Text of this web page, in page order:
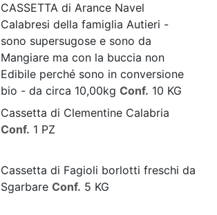
CASSETTA di Arance Navel
Calabresi della famiglia Autieri -
sono supersugose e sono da
Mangiare ma con la buccia non
Edibile perché sono in conversione
bio - da circa 10,00kg Conf. 10 KG
Cassetta di Clementine Calabria
Conf. 1 PZ
Cassetta di Fagioli borlotti freschi da
Sgarbare Conf. 5 KG